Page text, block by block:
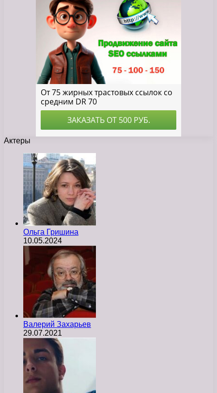
Актеры
Ольга Гришина
10.05.2024
Валерий Захарьев
29.07.2021